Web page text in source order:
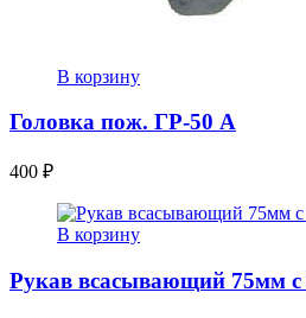
В корзину
Головка пож. ГР-50 А
400 ₽
В корзину
Рукав всасывающий 75мм